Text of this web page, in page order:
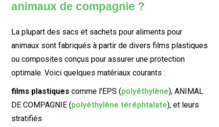
animaux de compagnie ?
La plupart des sacs et sachets pour aliments pour
animaux sont fabriqués à partir de divers films plastiques
ou composites conçus pour assurer une protection
optimale. Voici quelques matériaux courants :
films plastiques comme l'EPS (polyéthylène), ANIMAL
DE COMPAGNIE (polyéthylène téréphtalate), et leurs
stratifiés